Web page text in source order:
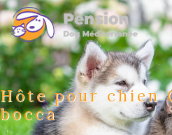
Panneau de gestion des cookies
Hôte pour chien
bocca